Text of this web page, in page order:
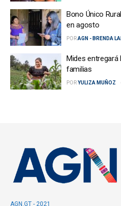
Bono Único
en agosto
PORAGN - BRENDA
Mides entregará
familias
PORYULIZA MUÑOZ
AGN.GT - 2021